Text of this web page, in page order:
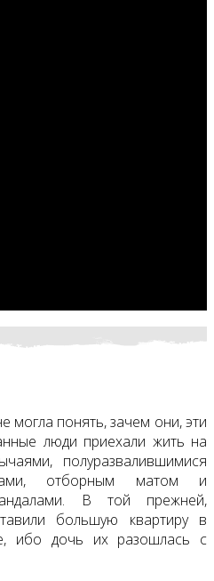
могла понять, зачем они, эти
люди приехали жить на
полуразвалившимися
отборным матом и
В той прежней,
большую квартиру в
ибо дочь их разошлась с